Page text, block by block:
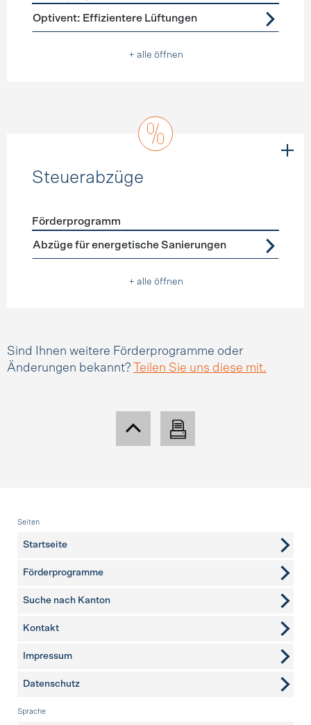
Förderprogramme Lüftung
Optivent: Effizientere Lüftungen
+ alle öffnen
Steuerabzüge
Förderprogramme Steuerabzüge
Förderprogramm
Abzüge für energetische Sanierungen
+ alle öffnen
Sind Ihnen weitere Förderprogramme oder
Änderungen bekannt?
Teilen Sie uns diese mit.
Fusszeile
Seiten
Startseite
Förderprogramme
Suche nach Kanton
weitere Seiten
Kontakt
Impressum
Datenschutz
Sprache